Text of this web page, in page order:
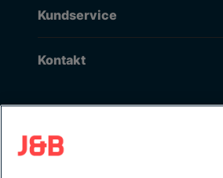
Kundservice
Kontakt
Rikstäckande installation & service
Lager i Sverige